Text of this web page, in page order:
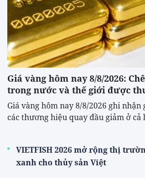
Giá vàng hôm nay 8/8/2026:
trong nước và thế giới được
Giá vàng hôm nay 8/8/2026 ghi nhận
các thương hiệu quay đầu giảm ở cả
VIETFISH 2026 mở rộng thị
xanh cho thủy sản Việt